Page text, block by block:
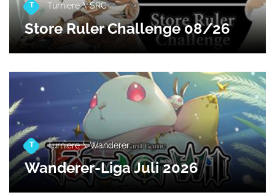
T Turniere\ SRC
Store Ruler Challenge 08/26
T Turniere\ Wanderer
Wanderer-Liga Juli 2026